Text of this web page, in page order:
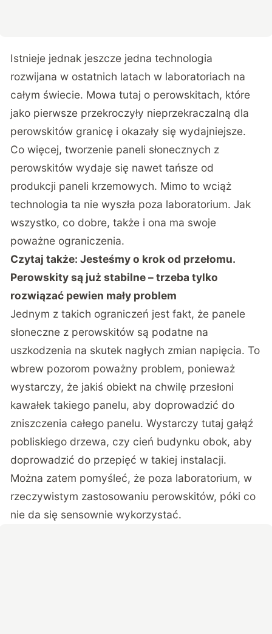
Istnieje jednak jeszcze jedna technologia
rozwijana w ostatnich latach w laboratoriach na
całym świecie. Mowa tutaj o perowskitach, które
jako pierwsze przekroczyły nieprzekraczalną dla
perowskitów granicę i okazały się wydajniejsze.
Co więcej, tworzenie paneli słonecznych z
perowskitów wydaje się nawet tańsze od
produkcji paneli krzemowych. Mimo to wciąż
technologia ta nie wyszła poza laboratorium. Jak
wszystko, co dobre, także i ona ma swoje
poważne ograniczenia.
Czytaj także:Jesteśmy o krok od przełomu.
Perowskity są już stabilne – trzeba tylko
rozwiązać pewien mały problem
Jednym z takich ograniczeń jest fakt, że panele
słoneczne z perowskitów są podatne na
uszkodzenia na skutek nagłych zmian napięcia. To
wbrew pozorom poważny problem, ponieważ
wystarczy, że jakiś obiekt na chwilę przesłoni
kawałek takiego panelu, aby doprowadzić do
zniszczenia całego panelu. Wystarczy tutaj gałąź
pobliskiego drzewa, czy cień budynku obok, aby
doprowadzić do przepięć w takiej instalacji.
Można zatem pomyśleć, że poza laboratorium, w
rzeczywistym zastosowaniu perowskitów, póki co
nie da się sensownie wykorzystać.